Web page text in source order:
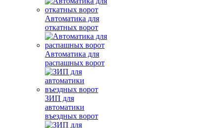
Автоматика для
откатных ворот
Автоматика для
распашных ворот
ЗИП для
автоматики
въездных ворот